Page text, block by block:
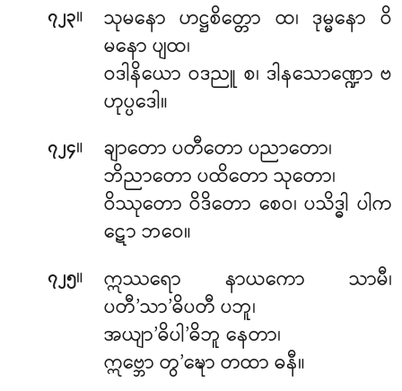
၇၂၃။
သုမနော ဟဋ္ဌစိတ္တော ထ၊ ဒုမ္မနော ဝိ
မနော ပျထ၊
ဝဒါနိယော ဝဒညူ စ၊ ဒါနသောဏ္ဍော ဗ
ဟုပ္ပဒေါ။
၇၂၄။
ချာတော ပတီတော ပညာတော၊
ဘိညာတော ပထိတော သုတော၊
ဝိဿုတော ဝိဒိတော စေဝ၊ ပသိဒ္ဓါ ပါက
ဋော ဘဝေ။
၇၂၅။
ဣဿရော နာယကော သာမီ၊
ပတီ’သာ’ဓိပတီ ပဘူ၊
အယျာ’ဓိပါ’ဓိဘူ နေတာ၊
ဣဗ္ဘော တွ’ဍ္ဎော တထာ ဓနီ။